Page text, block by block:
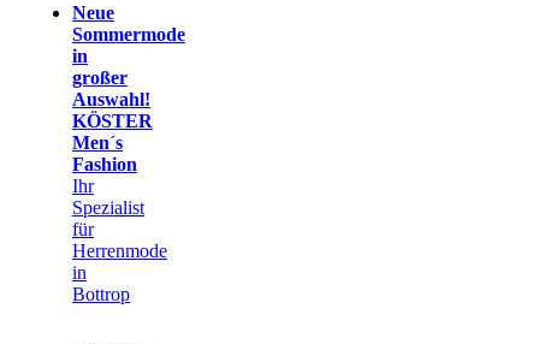
Neue
Sommermode
in
großer
Auswahl!
KÖSTER
Men´s
Fashion
Ihr
Spezialist
für
Herrenmode
in
Bottrop